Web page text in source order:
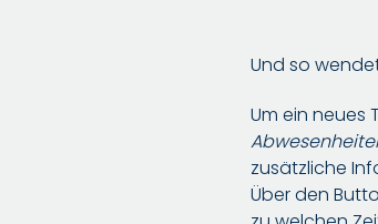
Und so
Um ein neues
zusätzliche
Über den